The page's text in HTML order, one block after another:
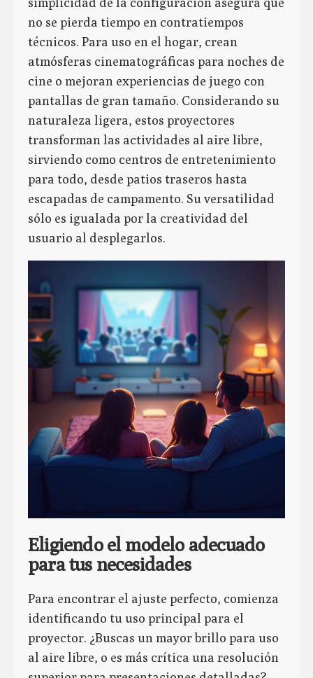
no se pierda tiempo en contratiempos
técnicos. Para uso en el hogar, crean
atmósferas cinematográficas para noches de
cine o mejoran experiencias de juego con
pantallas de gran tamaño. Considerando su
naturaleza ligera, estos proyectores
transforman las actividades al aire libre,
sirviendo como centros de entretenimiento
para todo, desde patios traseros hasta
escapadas de campamento. Su versatilidad
sólo es igualada por la creatividad del
usuario al desplegarlos.
Eligiendo el modelo adecuado
para tus necesidades
Para encontrar el ajuste perfecto, comienza
identificando tu uso principal para el
proyector. ¿Buscas un mayor brillo para uso
al aire libre, o es más crítica una resolución